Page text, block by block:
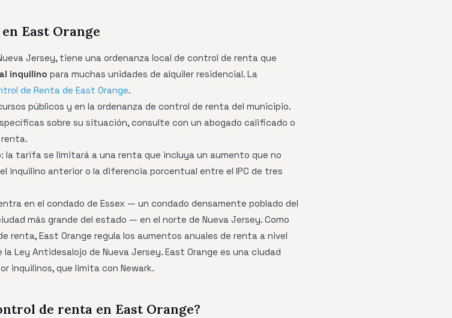
East Orange
Jersey, tiene una ordenanza local de control de renta que
inquilino para muchas unidades de alquiler residencial. La
de Renta de East Orange.
públicos y en la ordenanza de control de renta del municipio.
sobre su situación, consulte con un abogado calificado o
la tarifa se limitará a una renta que incluya un aumento que no
inquilino anterior o la diferencia porcentual entre el IPC de tres
en el condado de Essex — un condado densamente poblado del
más grande del estado — en el norte de Nueva Jersey. Como
renta, East Orange regula los aumentos anuales de renta a nivel
Ley Antidesalojo de Nueva Jersey. East Orange es una ciudad
inquilinos, que limita con Newark.
de renta en East Orange?